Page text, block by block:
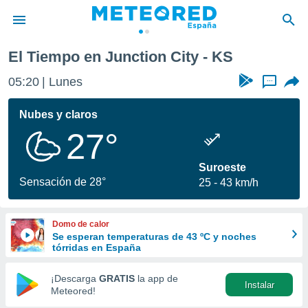
de
por
se
calidad.
a este
las
y
forma
digital
basada
El Tiempo en Junction City - KS
05:20 Lunes ...
Nubes y claros
27°
Sensación de 28°
Suroeste
25
43 km/h
Domo de calor
Se esperan temperaturas de 43 ºC y noches
tórridas en España
¡Descarga GRATIS la app de
Meteored!
Instalar